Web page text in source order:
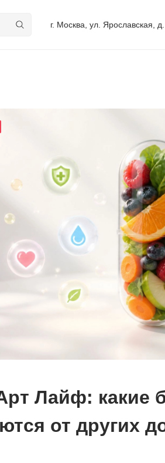
г. Москва, ул. Ярославская,
Лайф: какие
от других